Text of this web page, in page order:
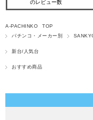
のレビュー数
A-PACHINKO TOP
パチンコ・メーカー別
新台/人気台
おすすめ商品